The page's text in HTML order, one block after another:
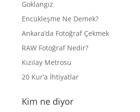
Goklangız
Encükleşme Ne Demek?
Ankara’da Fotoğraf Çekmek
RAW Fotoğraf Nedir?
Kızılay Metrosu
20 Kur’a İhtiyatlar
Kim ne diyor